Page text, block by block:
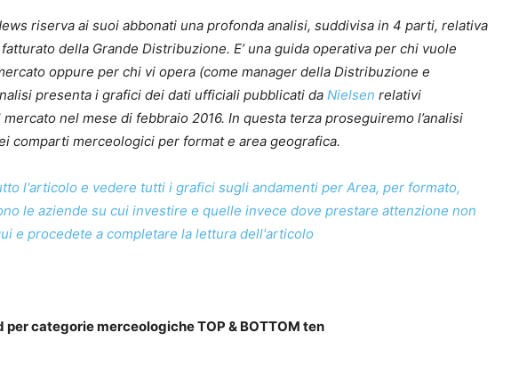
riserva ai suoi abbonati una profonda analisi, suddivisa in 4 parti, relativa
della Grande Distribuzione. E’ una guida operativa per chi vuole
oppure per chi vi opera (come manager della Distribuzione e
presenta i grafici dei dati ufficiali pubblicati da Nielsen relativi
mercato nel mese di febbraio 2016. In questa terza proseguiremo l’analisi
comparti merceologici per format e area geografica.
l'articolo e vedere tutti i grafici sugli andamenti per Area, per formato,
le aziende su cui investire e quelle invece dove prestare attenzione non
e procedete a completare la lettura dell'articolo
per categorie merceologiche TOP & BOTTOM ten